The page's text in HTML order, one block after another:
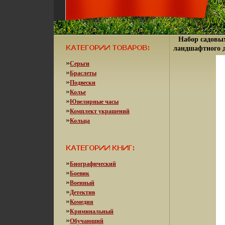
»Серьги
»Браслеты
»Подвески
»Колье
»Ювелирные часы
»Комплект украшений
»Кольца
»Биографический
»Боевик
»Военный
»Детектив
»Комедия
»Криминальный
»Обучающий
Набор
ландшафтного